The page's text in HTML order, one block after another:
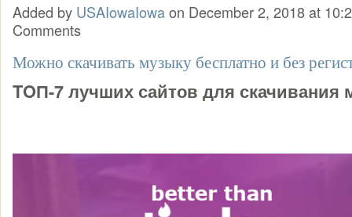
Added by USAIowaIowaon December 2, 2018 at
Comments
Можно скачивать музыку бесплатно и без
TOП-7 лучших сайтов для